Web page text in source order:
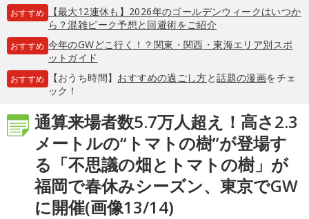
おすすめ
【最大12連休も】2026年のゴールデンウィークはいつか
ら？混雑ピーク予想と回避術をご紹介
おすすめ 今年のGWどこ行く！？関東・関西・東海エリア別スポ
ットガイド
おすすめ 【おうち時間】 おすすめの過ごし方と話題の漫画をチェ
ック！
通算来場者数5.7万人超え！高さ2.3
メートルの“トマトの樹”が登場す
る「不思議の畑とトマトの樹」が
福岡で春休みシーズン、東京でGW
に開催(画像13/14)